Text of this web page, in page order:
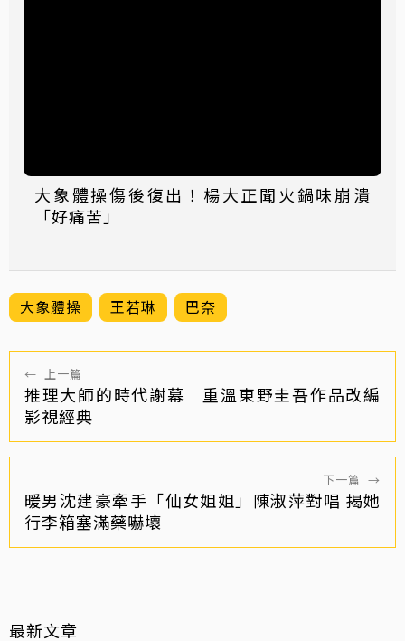
大象體操傷後復出！楊大正聞火鍋味崩潰
「好痛苦」
大象體操 王若琳 巴奈
← 上一篇
推理大師的時代謝幕 重溫東野圭吾作品改編
影視經典
下一篇 →
暖男沈建豪牽手「仙女姐姐」陳淑萍對唱 揭她
行李箱塞滿藥嚇壞
最新文章